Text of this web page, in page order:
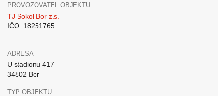
PROVOZOVATEL OBJEKTU
TJ Sokol Bor z.s.
IČO: 18251765
ADRESA
U stadionu 417
34802 Bor
TYP OBJEKTU